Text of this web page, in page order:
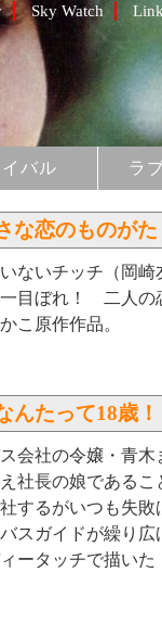
Sky Watch Link
バル ラ
な恋のものがた
ないチッチ（岡
目ぼれ！ 二人の
こ原作作品。
んたって18歳！
会社の令嬢・青木
社長の娘であるこ
するがいつも失
スガイドが繰り
ータッチで描いた